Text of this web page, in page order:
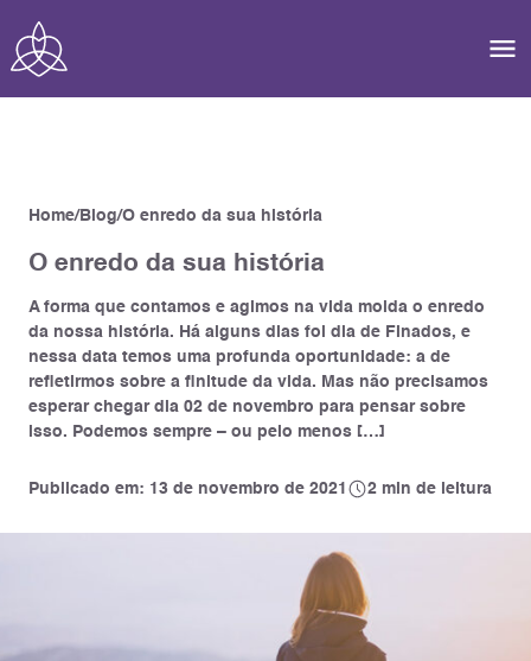
Home Blog O enredo da sua história
O enredo da sua história
A forma que contamos e agimos na vida molda o enredo
da nossa história. Há alguns dias foi dia de Finados, e
nessa data temos uma profunda oportunidade: a de
refletirmos sobre a finitude da vida. Mas não precisamos
esperar chegar dia 02 de novembro para pensar sobre
isso. Podemos sempre – ou pelo menos […]
Publicado em: 13 de novembro de 2021 2 min de leitura